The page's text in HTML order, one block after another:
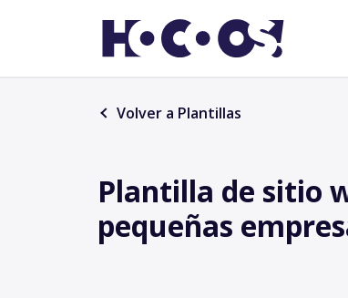
Volver a Plantillas
Plantilla de sitio
pequeñas